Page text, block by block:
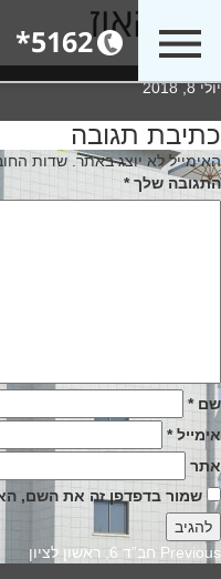
5162*פנטהאוז
פנטהאוז
Posted
יולי 8, 2018
כתיבת תגובה
האימייל לא יוצג באתר. שדות
התגובה שלך*
שם*
אימייל*
אתר
שמור בדפדפן זה את השם,
ניווט
Previous
Previous
חב”ד 6, ראשון לציון